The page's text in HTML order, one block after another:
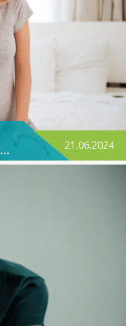
21.06.2024